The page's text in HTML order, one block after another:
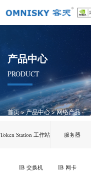
产品中心
PRODUCT
首页>产品中心>网络产品
Token Station 工作站 服务器
IB 交换机 IB 网卡